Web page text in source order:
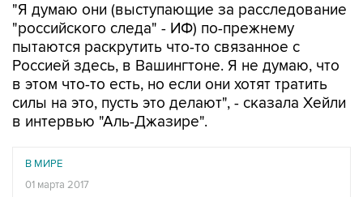
"Я думаю они (выступающие за расследование
"российского следа" - ИФ) по-прежнему
пытаются раскрутить что-то связанное с
Россией здесь, в Вашингтоне. Я не думаю, что
в этом что-то есть, но если они хотят тратить
силы на это, пусть это делают", - сказала Хейли
в интервью "Аль-Джазире".
В МИРЕ
01 марта 2017